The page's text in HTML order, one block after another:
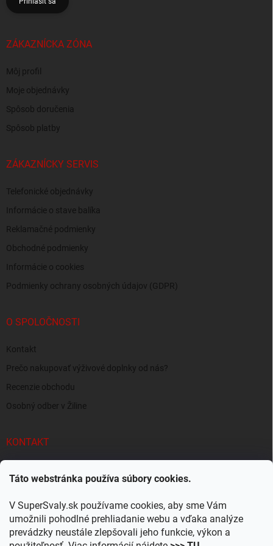
Táto webstránka používa súbory cookies.
V SuperSvaly.sk používame cookies, aby sme Vám
umožnili pohodlné prehliadanie webu a vďaka analýze
prevádzky neustále zlepšovali jeho funkcie, výkon a
ZÁKAZNÍCKA ZÓNA
Môj profil
Moje objednávky
Spôsob doručenia
Spôsob platby
ZÁKAZNÍCKY SERVIS
Telefonické objednávky
Informácie o stave balíka
Reklamačné podmienky
Obchodné podmienky
Informácie o cookies
Podmienky ochrany osobných údajov (GDPR)
O SPOLOČNOSTI
Kontakt
Prečo nakupovať výživové doplnky od nás?
Recenzie obchodu
Osobný odber v Žiline
KONTAKT
SuperSvaly.sk - doplnky výživy
supersvaly.sk